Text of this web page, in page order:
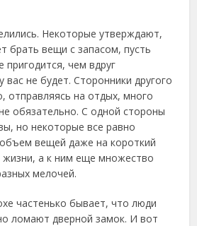
Некоторые утверждают,
брать вещи с запасом, пусть
чем вдруг
вас не будет. Сторонники другого
отправляясь на отдых, много
обязательно. С одной стороны
но некоторые все равно
вещей даже на короткий
жизни, а к ним еще множество
мелочей.
частенько бывает, что люди
ломают дверной замок. И вот